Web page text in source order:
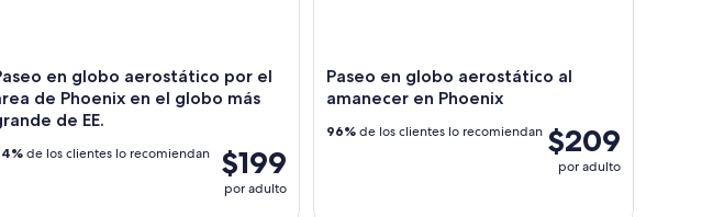
en globo aerostático por el
de Phoenix en el globo más
de EE.
$199
por adulto
de los clientes lo recomiendan
Paseo en globo aerostático al
amanecer en Phoenix
$209
por adulto
96% de los clientes lo recomiendan